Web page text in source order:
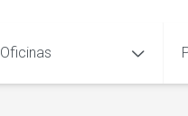
Oficinas